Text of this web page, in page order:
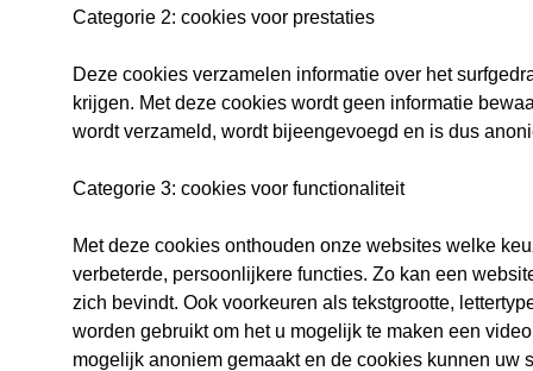
Categorie 2: cookies voor prestaties
Deze cookies verzamelen informatie over het
krijgen. Met deze cookies wordt geen informatie
wordt verzameld, wordt bijeengevoegd en is dus
Categorie 3: cookies voor functionaliteit
Met deze cookies onthouden onze websites welke
verbeterde, persoonlijkere functies. Zo kan een
zich bevindt. Ook voorkeuren als tekstgrootte,
worden gebruikt om het u mogelijk te maken een
mogelijk anoniem gemaakt en de cookies kunnen uw